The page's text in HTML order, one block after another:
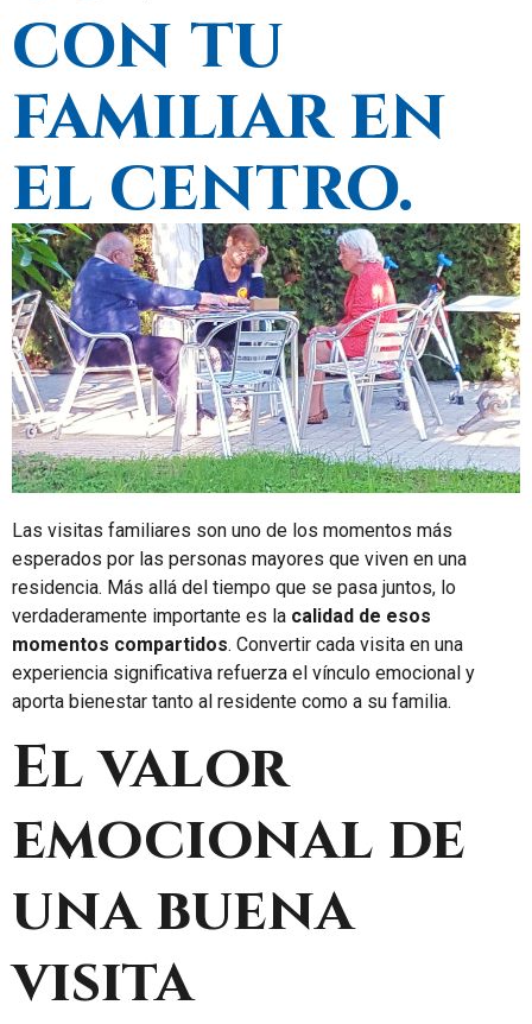
con tu
familiar en
el centro.
Las visitas familiares son uno de los momentos más
esperados por las personas mayores que viven en una
residencia. Más allá del tiempo que se pasa juntos, lo
verdaderamente importante es la calidad de esos
momentos compartidos. Convertir cada visita en una
experiencia significativa refuerza el vínculo emocional y
aporta bienestar tanto al residente como a su familia.
El valor
emocional de
una buena
visita